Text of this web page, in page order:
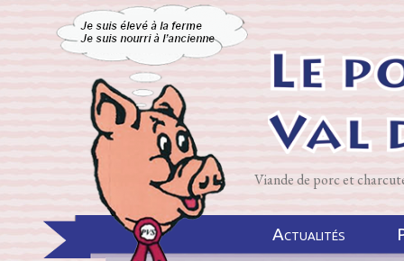
Viande de porc et
Actualités